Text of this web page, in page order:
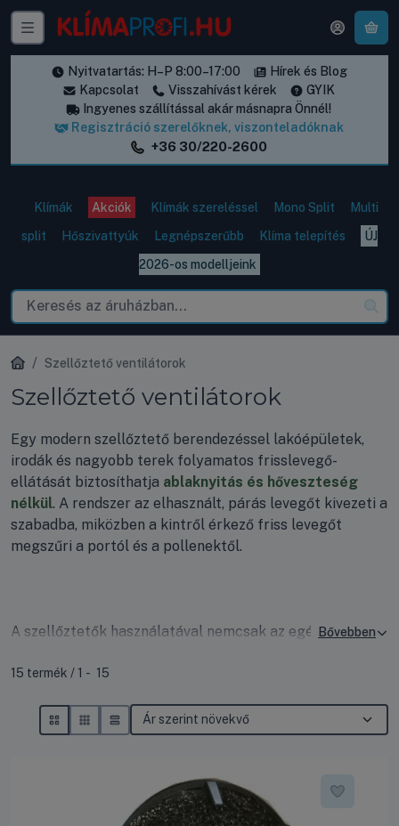
Nyitvatartás: H–P 8:00–17:00
Hírek és Blog
Kapcsolat
Visszahívást kérek
GYIK
Ingyenes szállítással akár másnapra Önnél!
Regisztráció szerelőknek, viszonteladóknak
+36 30/220-2600
Klímák Akciók Klímák szereléssel Mono Split
Multi
split
Hőszivattyúk Legnépszerűbb Klíma telepítés
ÚJ
2026-os modelljeink
Szellőztető ventilátorok
Szellőztető ventilátorok
Egy modern szellőztető berendezéssel lakóépületek,
irodák és nagyobb terek folyamatos frisslevegő-
ellátását biztosíthatja ablaknyitás és hőveszteség
nélkül. A rendszer az elhasznált, párás levegőt kivezeti a
szabadba, miközben a kintről érkező friss levegőt
megszűri a portól és a pollenektől.
A szellőztetők használatával nemcsak az egészséges,
falak penészedését és a kellemetlen
vagy Cairox ventilátoraink közül, és teremtse meg a
tökéletes, friss levegőjű komfortot otthonában!
Összes termék a kategóriában
15 termék 1 15